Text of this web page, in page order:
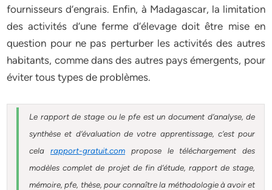
fournisseurs d’engrais. Enfin, à Madagascar, la limitation
des activités d’une ferme d’élevage doit être mise en
question pour ne pas perturber les activités des autres
habitants, comme dans des autres pays émergents, pour
éviter tous types de problèmes.
Le rapport de stage ou le pfe est un document d’analyse, de
synthèse et d’évaluation de votre apprentissage, c’est pour
celarapport-gratuit.com propose le téléchargement des
modèles complet de projet de fin d’étude, rapport de stage,
mémoire, pfe, thèse, pour connaître la méthodologie à avoir et